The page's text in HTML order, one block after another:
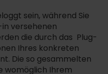
sein, während Sie
versehenen
die durch das Plug-
Ihres konkreten
Die so gesammelten
womöglich Ihrem